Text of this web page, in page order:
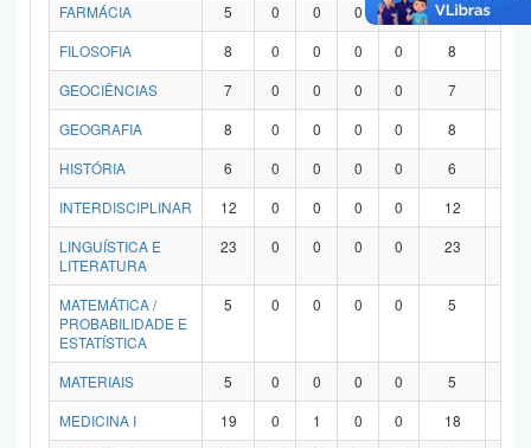
FARMÁCIA
5 0 0 0 0 5
FILOSOFIA
8 0 0 0 0 8
GEOCIÊNCIAS
7 0 0 0 0 7
GEOGRAFIA
8 0 0 0 0 8
HISTÓRIA
6 0 0 0 0 6
INTERDISCIPLINAR
12 0 0 0 0 12
LINGUÍSTICA E
LITERATURA
23 0 0 0 0 23
MATEMÁTICA /
PROBABILIDADE E
ESTATÍSTICA
5 0 0 0 0 5
MATERIAIS 5 0 0 0 0 5
MEDICINA I
19 0 1 0 0 18